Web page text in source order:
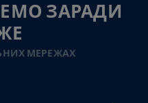
ЗАРАДИ
МЕРЕЖАХ